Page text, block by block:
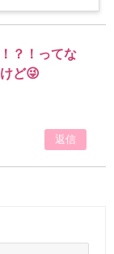
？！ってな
ど😜
返信